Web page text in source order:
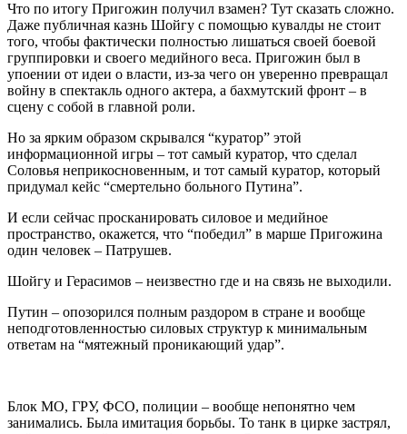
Что по итогу Пригожин получил взамен? Тут сказать сложно.
Даже публичная казнь Шойгу с помощью кувалды не стоит
того, чтобы фактически полностью лишаться своей боевой
группировки и своего медийного веса. Пригожин был в
упоении от идеи о власти, из-за чего он уверенно превращал
войну в спектакль одного актера, а бахмутский фронт – в
сцену с собой в главной роли.
Но за ярким образом скрывался “куратор” этой
информационной игры – тот самый куратор, что сделал
Соловья неприкосновенным, и тот самый куратор, который
придумал кейс “смертельно больного Путина”.
И если сейчас просканировать силовое и медийное
пространство, окажется, что “победил” в марше Пригожина
один человек – Патрушев.
Шойгу и Герасимов – неизвестно где и на связь не выходили.
Путин – опозорился полным раздором в стране и вообще
неподготовленностью силовых структур к минимальным
ответам на “мятежный проникающий удар”.
Блок МО, ГРУ, ФСО, полиции – вообще непонятно чем
занимались. Была имитация борьбы. То танк в цирке застрял,